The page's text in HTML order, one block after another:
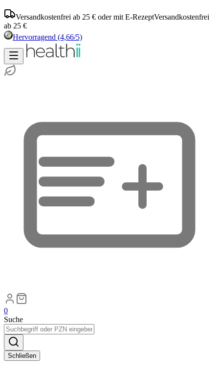
Versandkostenfrei ab 25 € oder mit E-RezeptVersandkostenfrei
ab 25 €
Hervorragend (4,66/5)
0
Suche
Schließen